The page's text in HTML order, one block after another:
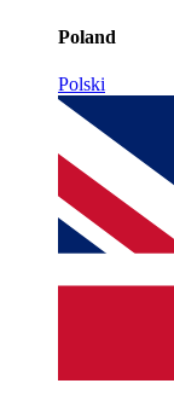
Poland
Polski